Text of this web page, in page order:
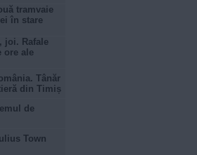
tramvaie
în stare
joi. Rafale
ore ale
Tânăr
din Timiș
de
Town